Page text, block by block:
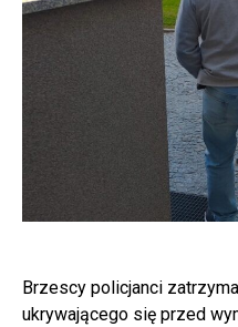
Brzescy policjanci
ukrywającego się przed